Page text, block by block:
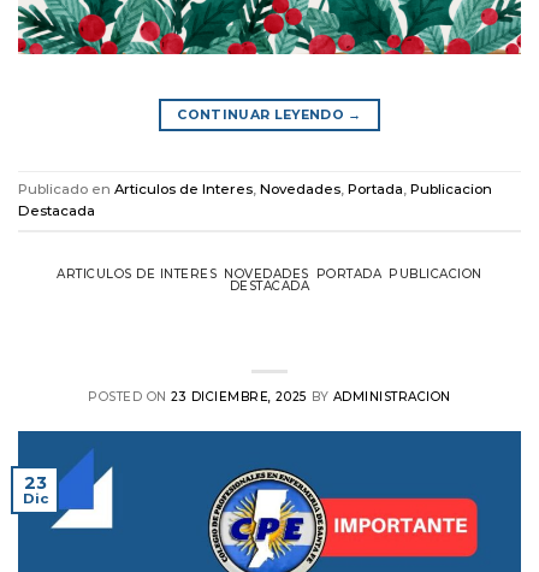
CONTINUAR LEYENDO →
Publicado en Articulos de Interes, Novedades, Portada, Publicacion
Destacada
ARTICULOS DE INTERES NOVEDADES PORTADA PUBLICACION
DESTACADA
POSTED ON23 DICIEMBRE, 2025 BY ADMINISTRACION
23
Dic